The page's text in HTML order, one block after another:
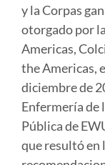
y la Corpas
otorgado por
Americas,
the Americas,
diciembre de
Enfermería de
Pública de
que resultó en